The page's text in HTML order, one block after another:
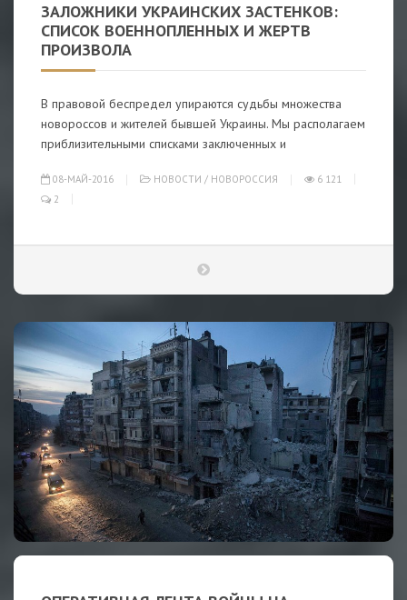
ЗАЛОЖНИКИ УКРАИНСКИХ ЗАСТЕНКОВ:
СПИСОК ВОЕННОПЛЕННЫХ И ЖЕРТВ
ПРОИЗВОЛА
В правовой беспредел упираются судьбы множества
новороссов и жителей бывшей Украины. Мы располагаем
приблизительными списками заключенных и
08-МАЙ-2016 НОВОСТИ / НОВОРОССИЯ
6 121
2